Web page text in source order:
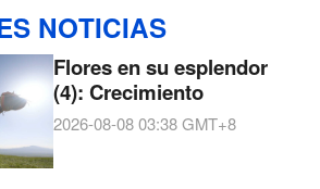
NOTICIAS
Flores en su esplendor
(4): Crecimiento
2026-08-08 03:38GMT+8